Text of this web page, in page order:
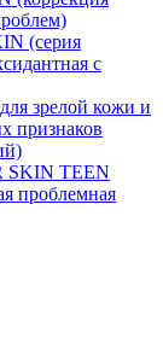
(серия
с
зрелой кожи и
признаков
SKIN TEEN
проблемная